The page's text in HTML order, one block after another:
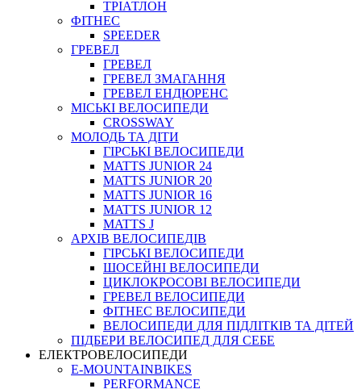
ТРІАТЛОН
ФІТНЕС
SPEEDER
ГРЕВЕЛ
ГРЕВЕЛ
ГРЕВЕЛ ЗМАГАННЯ
ГРЕВЕЛ ЕНДЮРЕНС
МІСЬКІ ВЕЛОСИПЕДИ
CROSSWAY
МОЛОДЬ ТА ДІТИ
ГIРСЬКI ВЕЛОСИПЕДИ
MATTS JUNIOR 24
MATTS JUNIOR 20
MATTS JUNIOR 16
MATTS JUNIOR 12
MATTS J
АРХIВ ВЕЛОСИПЕДIВ
ГІРСЬКІ ВЕЛОСИПЕДИ
ШОСЕЙНІ ВЕЛОСИПЕДИ
ЦИКЛОКРОСОВІ ВЕЛОСИПЕДИ
ГРЕВЕЛ ВЕЛОСИПЕДИ
ФІТНЕС ВЕЛОСИПЕДИ
ВЕЛОСИПЕДИ ДЛЯ ПІДЛІТКІВ ТА ДІТЕЙ
ПIДБЕРИ ВЕЛОСИПЕД ДЛЯ СЕБЕ
ЕЛЕКТРОВЕЛОСИПЕДИ
E-MOUNTAINBIKES
PERFORMANCE